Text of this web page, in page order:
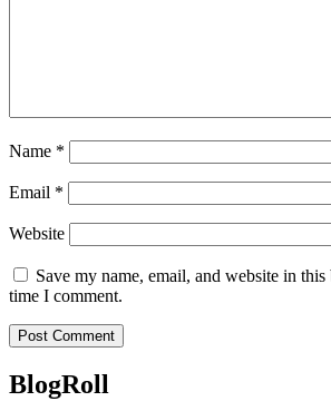
Name *
Email *
Website
Save my name, email, and website in
time I comment.
BlogRoll